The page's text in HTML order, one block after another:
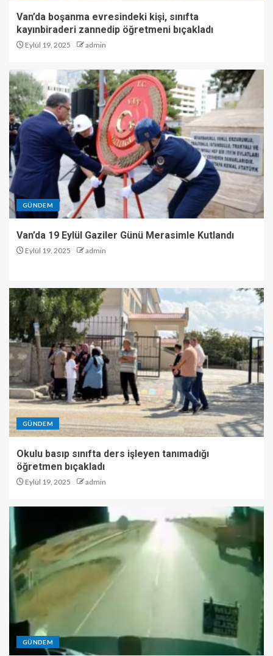
Van’da boşanma evresindeki kişi, sınıfta
kayınbiraderi zannedip öğretmeni bıçakladı
Eylül 19, 2025 admin
GÜNDEM
Van’da 19 Eylül Gaziler Günü Merasimle Kutlandı
Eylül 19, 2025 admin
GÜNDEM
Okulu basıp sınıfta ders işleyen tanımadığı
öğretmen bıçakladı
Eylül 19, 2025 admin
GÜNDEM